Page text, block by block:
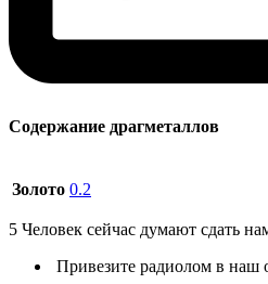
Содержание драгметаллов
Золото 0.2
5 Человек сейчас думают сдать
Привезите радиолом в наш